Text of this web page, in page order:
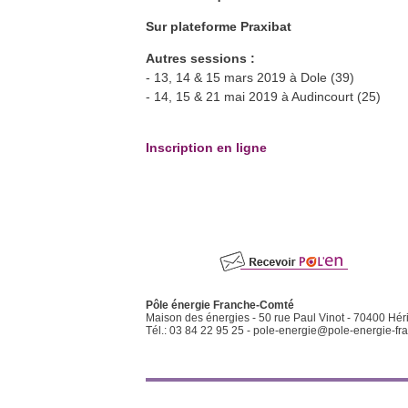
Héricourt (70) et Vesoul (70)
En savoir plus >>
Sur plateforme Praxibat
Autres sessions :
- 13, 14 & 15 mars 2019 à Dole (39)
- 14, 15 & 21 mai 2019 à Audincourt (25)
Inscription en ligne
Pôle énergie Franche-Comté
Maison des énergies - 50 rue Paul Vinot - 70400
Tél.: 03 84 22 95 25 - pole-energie@pole-energie-